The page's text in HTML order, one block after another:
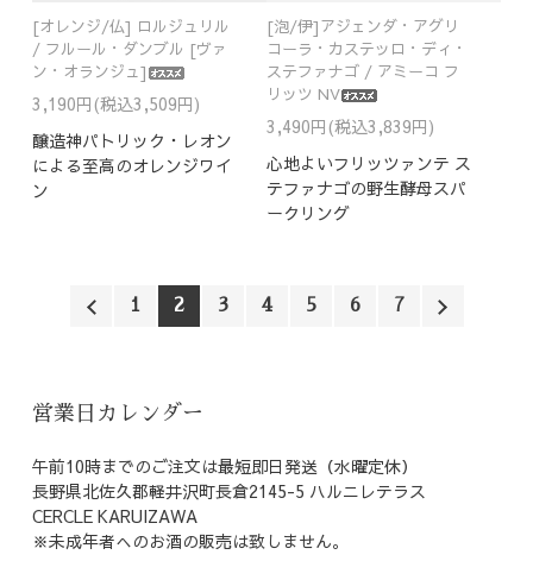
[オレンジ/仏] ロルジュリル
/ フルール・ダンブル [ヴァ
ン・オランジュ]
3,190円(税込3,509円)
醸造神パトリック・レオン
による至高のオレンジワイ
ン
[泡/伊]アジェンダ・アグリ
コーラ・カステッロ・ディ・
ステファナゴ / アミーコ フ
リッツ NV
3,490円(税込3,839円)
心地よいフリッツァンテ ス
テファナゴの野生酵母スパ
ークリング
1 2 3 4 5 6 7
営業日カレンダー
午前10時までのご注文は最短即日発送（水曜定休）
長野県北佐久郡軽井沢町長倉2145-5 ハルニレテラス
CERCLE KARUIZAWA
※未成年者へのお酒の販売は致しません。